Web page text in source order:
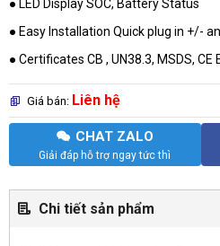
● LED Display SOC, Battery Status
● Easy Installation Quick plug in +/-
● Certificates CB , UN38.3, MSDS, CE
Giá bán: Liên hệ
CHAT ZALO
Giải đáp hỗ trợ ngay tức thì
Chi tiết sản phẩm